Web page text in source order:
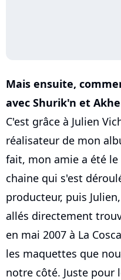
Mais ensuite,
avec Shurik'n et
C'est grâce à Julien
réalisateur de mon
fait, mon amie a été
chaine qui s'est
producteur, puis
allés directement
en mai 2007 à La
les maquettes que
notre côté. Juste pour